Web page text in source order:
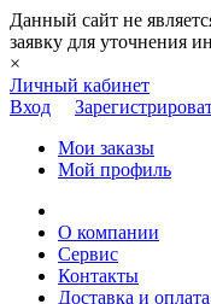
Данный сайт не
заявку для уточнения
×
Личный кабинет
Вход
Мои заказы
Мой профиль
О компании
Сервис
Контакты
Доставка и оплата